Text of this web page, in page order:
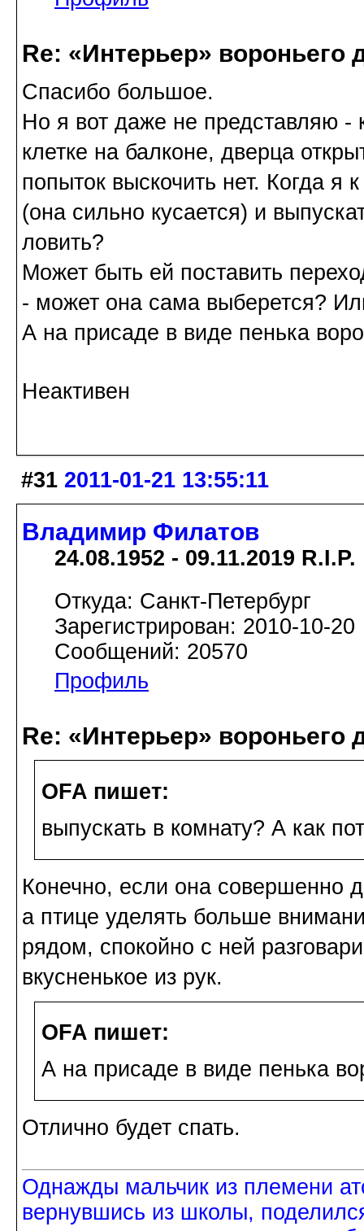
Re: «Интерьер» вороньего
Спасибо большое.
Но я вот даже не представляю -
клетке на балконе, дверца
попыток выскочить нет. Когда я
(она сильно кусается) и
ловить?
Может быть ей поставить
- может она сама выберется?
А на присаде в виде пенька
Неактивен
#31 2011-01-21 13:55:11
Владимир Филатов
24.08.1952 - 09.11.2019 R.I.P.
Откуда: Санкт-Петербург
Зарегистрирован: 2010-10-20
Сообщений: 20570
Профиль
Re: «Интерьер» вороньего
OFA пишет:
выпускать в комнату? А как
Конечно, если она совершенно
а птице уделять больше
рядом, спокойно с ней
вкусненькое из рук.
OFA пишет:
А на присаде в виде пенька
Отлично будет спать.
Однажды мальчик из племени
вернувшись из школы,